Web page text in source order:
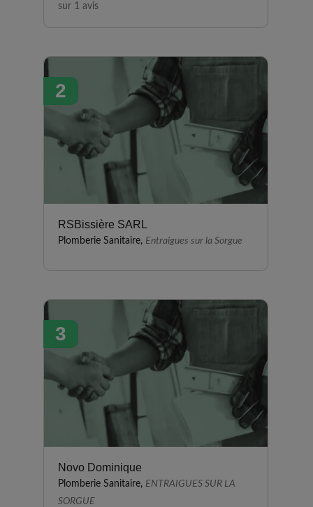
sur 1 avis
2
RSBissière SARL
Plomberie Sanitaire, Entraigues sur la Sorgue
3
Novo Dominique
Plomberie Sanitaire, ENTRAIGUES SUR LA
SORGUE